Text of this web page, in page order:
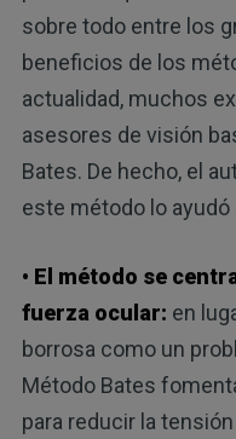
sobre todo entre los
beneficios de los
actualidad, muchos
asesores de visión
Bates. De hecho, el
este método lo
• El método se
fuerza ocular: en
borrosa como un
Método Bates
para reducir la